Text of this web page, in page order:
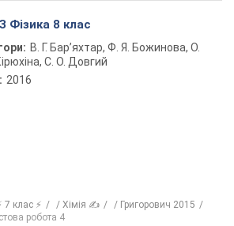
Фізика 8 клас
В. Г. Бар’яхтар, Ф. Я. Божинова, О.
С. О. Довгий
2016
7 клас ⚡ Хімія ✍
Григорович 2015
робота 4